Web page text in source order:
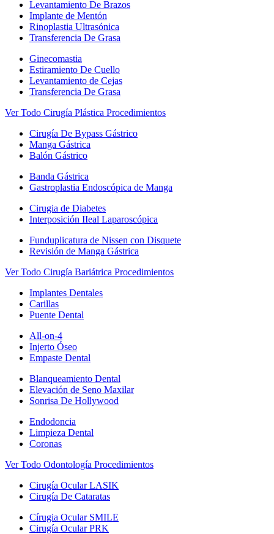
Levantamiento De Brazos
Implante de Mentón
Rinoplastia Ultrasónica
Transferencia De Grasa
Ginecomastia
Estiramiento De Cuello
Levantamiento de Cejas
Transferencia De Grasa
Ver Todo Cirugía Plástica Procedimientos
Cirugía De Bypass Gástrico
Manga Gástrica
Balón Gástrico
Banda Gástrica
Gastroplastia Endoscópica de Manga
Cirugia de Diabetes
Interposición IIeal Laparoscópica
Funduplicatura de Nissen con Disquete
Revisión de Manga Gástrica
Ver Todo Cirugía Bariátrica Procedimientos
Implantes Dentales
Carillas
Puente Dental
All-on-4
Injerto Óseo
Empaste Dental
Blanqueamiento Dental
Elevación de Seno Maxilar
Sonrisa De Hollywood
Endodoncia
Limpieza Dental
Coronas
Ver Todo Odontología Procedimientos
Cirugía Ocular LASIK
Cirugía De Cataratas
Círugia Ocular SMILE
Cirugía Ocular PRK